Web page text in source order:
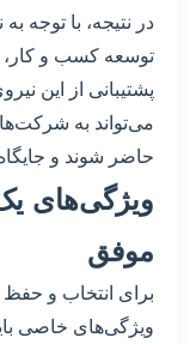
در نتیجه، با توجه
توسعه کسب و کار،
پشتیبانی از این
می‌تواند به شرکت‌ها
حاضر شوند و
ویژگی‌های یک
موفق
برای انتخاب و حفظ
ویژگی‌های خاصی